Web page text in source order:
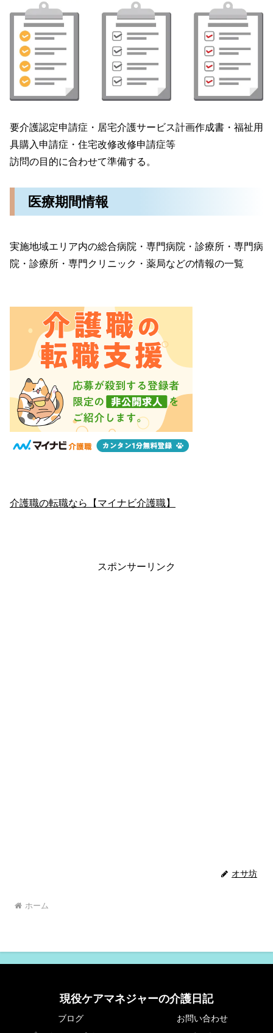
要介護認定申請症・居宅介護サービス計画作成書・福祉用
具購入申請症・住宅改修改修申請症等
訪問の目的に合わせて準備する。
医療期間情報
実施地域エリア内の総合病院・専門病院・診療所・専門病
院・診療所・専門クリニック・薬局などの情報の一覧
介護職の転職なら【マイナビ介護職】
スポンサーリンク
オサ坊
ホーム
現役ケアマネジャーの介護日記
ブログ
お問い合わせ